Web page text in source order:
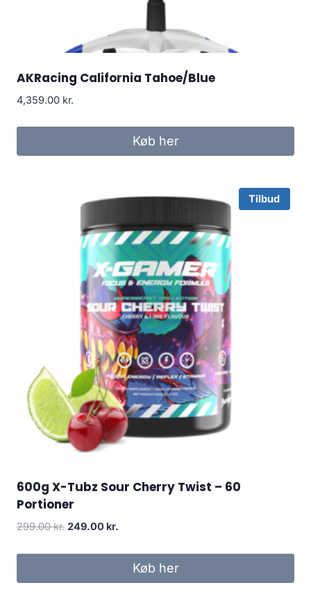
AKRacing California Tahoe/Blue
4,359.00 kr.
Køb her
Tilbud
600g X-Tubz Sour Cherry Twist – 60
Portioner
299.00kr. Original
249.00 kr.
249.00 kr..
Køb her